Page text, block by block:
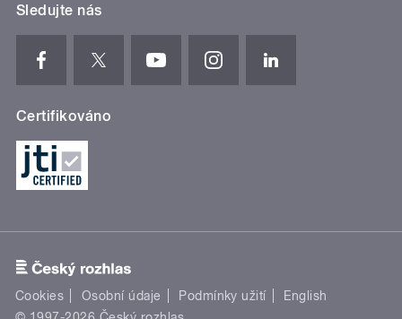
Sledujte nás
Certifikováno
Cookies Osobní údaje Podmínky užití
English